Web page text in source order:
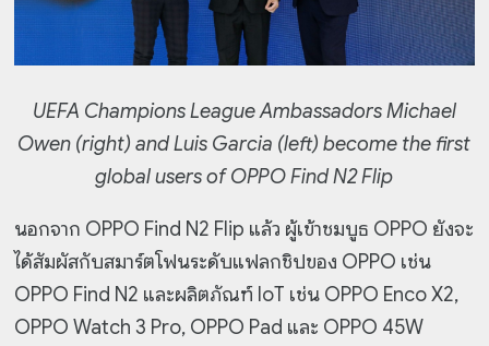
UEFA Champions League Ambassadors Michael
Owen (right) and Luis Garcia (left) become the first
global users of OPPO Find N2 Flip
นอกจาก OPPO Find N2 Flip แล้ว ผู้เข้าชมบูธ OPPO ยังจะ
ได้สัมผัสกับสมาร์ตโฟนระดับแฟลกชิปของ OPPO เช่น
OPPO Find N2 และผลิตภัณฑ์ IoT เช่น OPPO Enco X2,
OPPO Watch 3 Pro, OPPO Pad และ OPPO 45W